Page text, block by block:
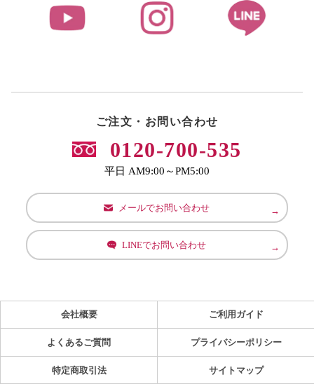
ご注文・お問い合わせ
0120-700-535
平日 AM9:00～PM5:00
メールでお問い合わせ
LINEでお問い合わせ
会社概要 ご利用ガイド
よくあるご質問 プライバシーポリシー
特定商取引法 サイトマップ